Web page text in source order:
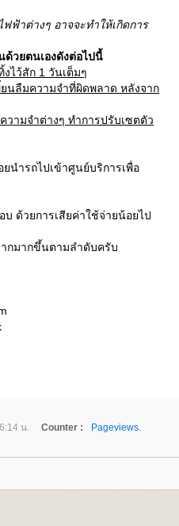
ฟ้าต่างๆ อาจจะทำให้เกิดการ
ด้วยตนเองดังต่อไปนี้
ไว้สัก 1 วันเต็มๆ
นลืมความจำที่ผิดพลาด หลังจาก
ามจำต่างๆ ทำการปรับเซตตัว
นำรถไปเข้าศูนย์บริการเพื่อ
ด้วยการเสียค่าใช้จ่ายน้อยไป
กมากขึ้นตามลำดับครับ
น. Counter :
Pageviews.